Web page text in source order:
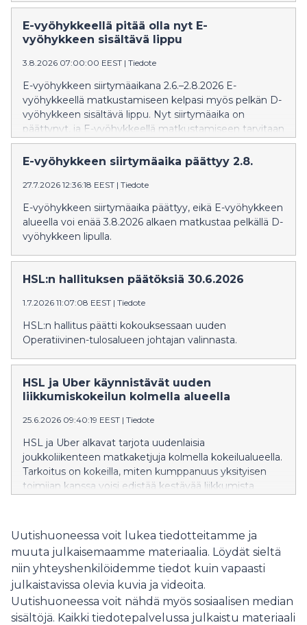
kesätauolta. Syksyn aikana on muutoksia juna-, ratikka-
ja bussiliikenteessä.
E-vyöhykkeellä pitää olla nyt E-
vyöhykkeen sisältävä lippu
3.8.2026 07:00:00 EEST | Tiedote
E-vyöhykkeen siirtymäaikana 2.6.–2.8.2026 E-
vyöhykkeellä matkustamiseen kelpasi myös pelkän D-
vyöhykkeen sisältävä lippu. Nyt siirtymäaika on
päättynyt, ja E-vyöhykkeellä matkustamiseen tarvitaan
E-vyöhykkeen sisältävä lippu.
E-vyöhykkeen siirtymäaika päättyy 2.8.
27.7.2026 12:36:18 EEST | Tiedote
E-vyöhykkeen siirtymäaika päättyy, eikä E-vyöhykkeen
alueella voi enää 3.8.2026 alkaen matkustaa pelkällä D-
vyöhykkeen lipulla.
HSL:n hallituksen päätöksiä 30.6.2026
1.7.2026 11:07:08 EEST | Tiedote
HSL:n hallitus päätti kokouksessaan uuden
Operatiivinen-tulosalueen johtajan valinnasta.
HSL ja Uber käynnistävät uuden
liikkumiskokeilun kolmella alueella
25.6.2026 09:40:19 EEST | Tiedote
HSL ja Uber alkavat tarjota uudenlaisia
joukkoliikenteen matkaketjuja kolmella kokeilualueella.
Tarkoitus on kokeilla, miten kumppanuus yksityisen
toimijan kanssa voisi edistää kestävää liikkumista
Uutishuoneessa voit lukea tiedotteitamme ja
muuta julkaisemaamme materiaalia. Löydät sieltä
niin yhteyshenkilöidemme tiedot kuin vapaasti
julkaistavissa olevia kuvia ja videoita.
Uutishuoneessa voit nähdä myös sosiaalisen median
sisältöjä. Kaikki tiedotepalvelussa julkaistu materiaali